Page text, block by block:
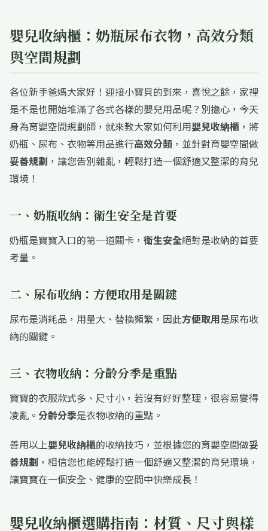
嬰兒收納櫃：奶瓶尿布衣物，高效分類
與空間規劃
各位新手爸媽大家好！迎接小寶貝的到來，喜悅之餘，家裡
是不是也開始堆滿了各式各樣的嬰兒用品呢？別擔心，今天
身為育嬰空間規劃師，就來教大家如何利用嬰兒收納櫃 ，將
奶瓶、尿布、衣物等用品進行高效分類 ，並針對育嬰空間做
妥善規劃 ，讓您告別雜亂，輕鬆打造一個舒適又整潔的育兒
環境！
一、奶瓶收納：衛生安全是首要
奶瓶是寶寶入口的第一道關卡， 衛生安全絕對是收納的首要
考量。
二、尿布收納：方便取用是關鍵
尿布是消耗品，用量大、替換頻繁，因此方便取用是尿布收
納的關鍵。
三、衣物收納：分齡分季是重點
寶寶的衣服款式多、尺寸小，若沒有好好整理，很容易變得
凌亂。 分齡分季是衣物收納的重點。
善用以上嬰兒收納櫃的收納技巧，並根據您的育嬰空間做妥
善規劃 ，相信您也能輕鬆打造一個舒適又整潔的育兒環境，
讓寶寶在一個安全、健康的空間中快樂成長！
嬰兒收納櫃選購指南：材質、尺寸與樣